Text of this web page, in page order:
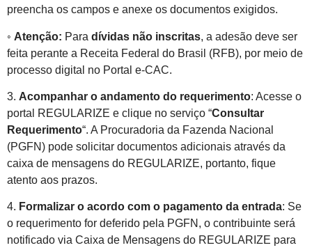
preencha os campos e anexe os documentos exigidos.
◦ Atenção: Para dívidas não inscritas, a adesão deve ser
feita perante a Receita Federal do Brasil (RFB), por meio de
processo digital no Portal e-CAC.
3. Acompanhar o andamento do requerimento: Acesse o
portal REGULARIZE e clique no serviço “Consultar
Requerimento“. A Procuradoria da Fazenda Nacional
(PGFN) pode solicitar documentos adicionais através da
caixa de mensagens do REGULARIZE, portanto, fique
atento aos prazos.
4. Formalizar o acordo com o pagamento da entrada: Se
o requerimento for deferido pela PGFN, o contribuinte será
notificado via Caixa de Mensagens do REGULARIZE para